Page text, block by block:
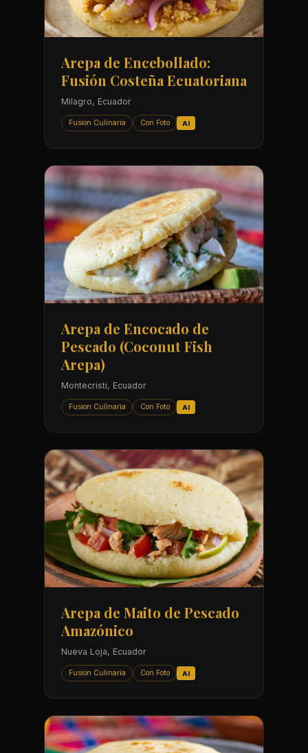
Arepa de Encebollado:
Fusión Costeña Ecuatoriana
Milagro, Ecuador
Fusion Culinaria Con Foto AI
Arepa de Encocado de
Pescado (Coconut Fish
Arepa)
Montecristi, Ecuador
Fusion Culinaria Con Foto AI
Arepa de Maito de Pescado
Amazónico
Nueva Loja, Ecuador
Fusion Culinaria Con Foto AI